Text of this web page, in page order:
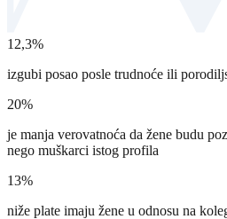
12,3%
izgubi posao posle trudnoće ili
20%
je manja verovatnoća da žene budu
nego muškarci istog profila
13%
niže plate imaju žene u odnosu na